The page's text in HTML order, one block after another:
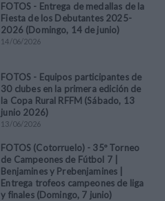
FOTOS - Entrega de medallas de la
Fiesta de los Debutantes 2025-
2026 (Domingo, 14 de junio)
14/06/2026
FOTOS - Equipos participantes de
30 clubes en la primera edición de
la Copa Rural RFFM (Sábado, 13
junio 2026)
13/06/2026
FOTOS (Cotorruelo) - 35º Torneo
de Campeones de Fútbol 7 |
Benjamines y Prebenjamines |
Entrega trofeos campeones de liga
y finales (Domingo, 7 junio)